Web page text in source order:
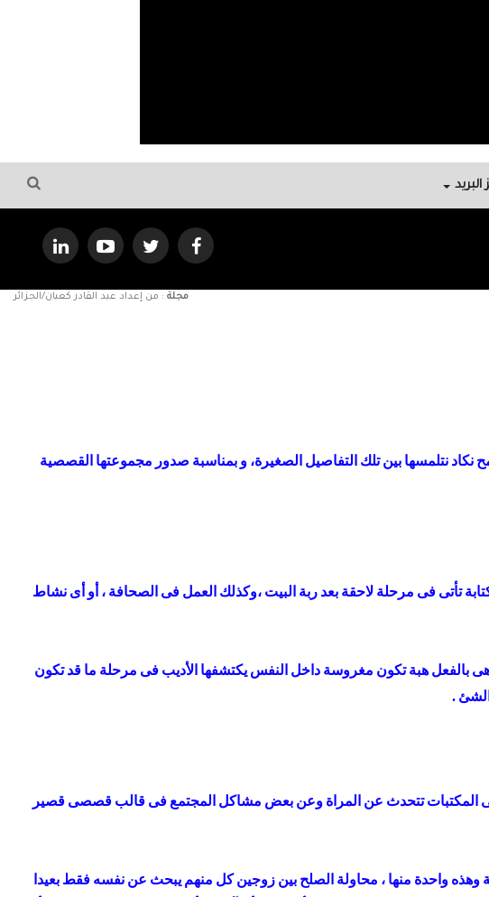
البريد
مجلة : من إعداد عبد القادر كعبان/الجزائر
نتلمسها بين تلك التفاصيل الصغيرة، و بمناسبة صدور مجموعتها القصصية
تأتى فى مرحلة لاحقة بعد ربة البيت ،وكذلك العمل فى الصحافة ، أو أى نشاط
، هى بالفعل هبة تكون مغروسة داخل النفس يكتشفها الأديب فى مرحلة ما قد تكون
.
المكتبات تتحدث عن المراة وعن بعض مشاكل المجتمع فى قالب قصصى قصير
وهذه واحدة منها ، محاولة الصلح بين زوجين كل منهم يبحث عن نفسه فقط بعيدا